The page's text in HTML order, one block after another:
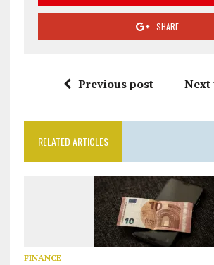
SHARE
Previous post Next
RELATED ARTICLES
FINANCE